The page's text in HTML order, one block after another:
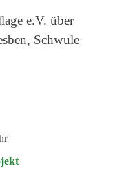
e.V. über
Schwule